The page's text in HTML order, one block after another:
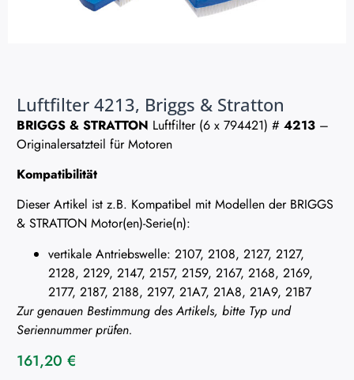
Luftfilter 4213, Briggs & Stratton
BRIGGS & STRATTON Luftfilter (6 x 794421) # 4213 –
Originalersatzteil für Motoren
Kompatibilität
Dieser Artikel ist z.B. Kompatibel mit Modellen der BRIGGS
& STRATTON Motor(en)-Serie(n):
vertikale Antriebswelle: 2107, 2108, 2127, 2127,
2128, 2129, 2147, 2157, 2159, 2167, 2168, 2169,
2177, 2187, 2188, 2197, 21A7, 21A8, 21A9, 21B7
Zur genauen Bestimmung des Artikels, bitte Typ und
Seriennummer prüfen.
161,20 €